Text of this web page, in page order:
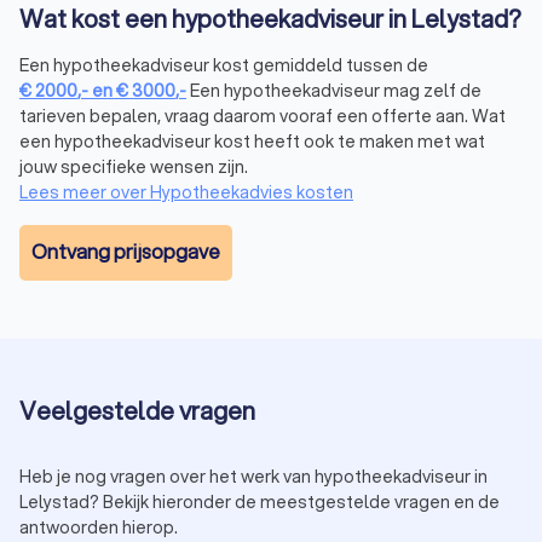
Een onafhankelijke hypotheekadviseur biedt een belangrijk
voordeel: hij vergelijkt meerdere aanbieders om de beste
deal te vinden. Een hypotheekcoach richt zich daarentegen
op begeleiding en financiële planning. Wil je de beste
hypotheek kiezen? Dan helpt een onafhankelijke adviseur je
bij het vinden van de juiste optie, zonder beperkt te zijn tot
één bank of aanbieder.
Hoe vind je de beste hypotheekadviseur in
beoordelingen van andere klanten.
over de kosten helpt bij het maken van een
weloverwogen keuze.
Plan een vrijblijvend hypotheekadviesgesprek:
Wat kost een hypotheekadviseur in Lelystad?
Een hypotheekadviseur kost gemiddeld tussen de
€2000,- en€3000,-Een hypotheekadviseur mag zelf de
tarieven bepalen, vraag daarom vooraf een offerte aan. Wat
een hypotheekadviseur kost heeft ook te maken met wat
jouw specifieke wensen zijn.
Lees meer over Hypotheekadvies kosten
Ontvang prijsopgave
Veelgestelde vragen
Heb je nog vragen over het werk van hypotheekadviseur in
Lelystad? Bekijk hieronder de meestgestelde vragen en de
antwoorden hierop.